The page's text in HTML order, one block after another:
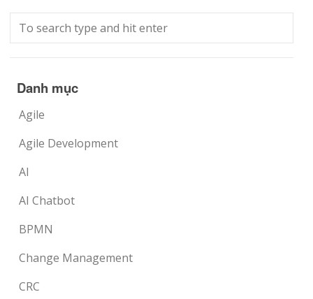
Danh mục
Agile
Agile Development
AI
AI Chatbot
BPMN
Change Management
CRC